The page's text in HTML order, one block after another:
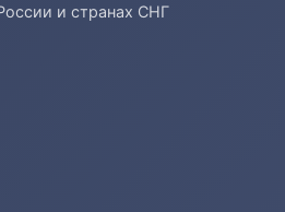
и странах СНГ